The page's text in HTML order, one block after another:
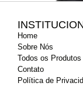
Home
Sobre Nós
Todos os Produtos
Contato
Política de